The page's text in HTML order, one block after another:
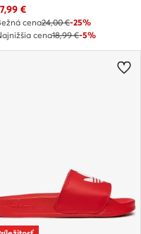
cena
€
cena24,00 €-25%
cena18,99 €-5%